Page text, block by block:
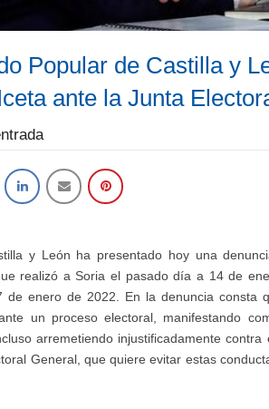
Popular de Castilla y
ante la Junta
y León ha presentado hoy una
realizó a Soria el pasado día a 14 de
de enero de 2022. En la denuncia consta
un proceso electoral, manifestando
arremetiendo injustificadamente
General, que quiere evitar estas